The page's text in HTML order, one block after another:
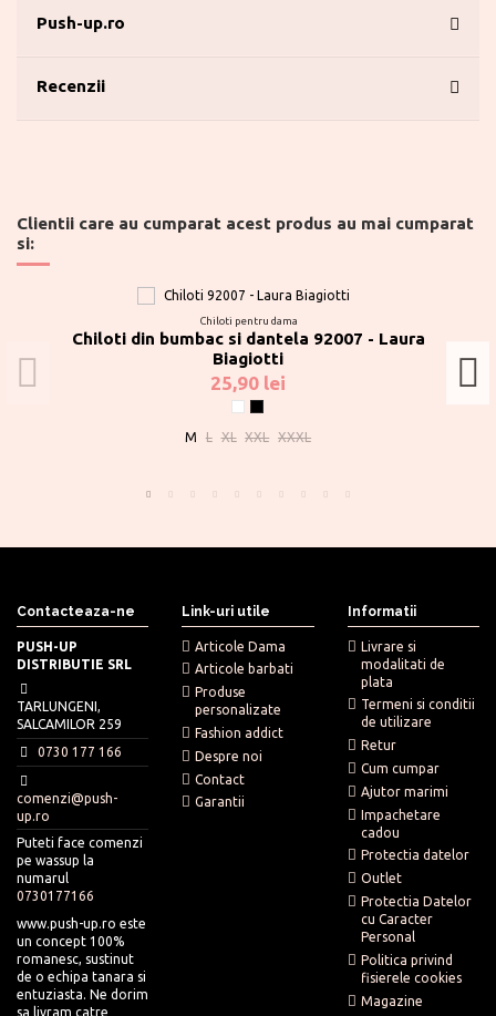
Push-up.ro
Recenzii
Clientii care au cumparat acest produs au mai cumparat
si:
Chiloti pentru dama
Chiloti din bumbac si dantela 92007 - Laura
Biagiotti
25,90 lei
AlbNegru
M
L XL XXL XXXL
Contacteaza-ne
PUSH-UP
DISTRIBUTIE SRL
TARLUNGENI,
SALCAMILOR 259
0730 177 166
comenzi@push-
up.ro
Puteti face comenzi
pe wassup la
numarul
0730177166
www.push-up.ro este
un concept 100%
romanesc, sustinut
de o echipa tanara si
entuziasta. Ne dorim
sa livram catre
Link-uri utile
Articole Dama
Articole barbati
Produse
personalizate
Fashion addict
Despre noi
Contact
Garantii
Informatii
Livrare si
modalitati de
plata
Termeni si conditii
de utilizare
Retur
Cum cumpar
Ajutor marimi
Impachetare
cadou
Protectia datelor
Outlet
Protectia Datelor
cu Caracter
Personal
Politica privind
fisierele cookies
Magazine